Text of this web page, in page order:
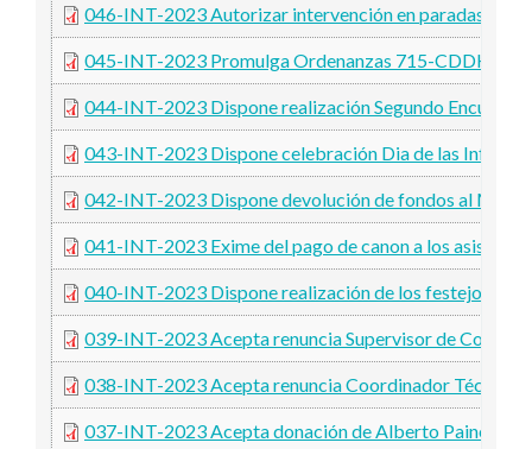
046-INT-2023 Autorizar intervención en paradas de
045-INT-2023 Promulga Ordenanzas 715-CDDH-
044-INT-2023 Dispone realización Segundo
043-INT-2023 Dispone celebración Dia de las
042-INT-2023 Dispone devolución de fondos al
041-INT-2023 Exime del pago de canon a los
040-INT-2023 Dispone realización de los festejos 25
039-INT-2023 Acepta renuncia Supervisor de
038-INT-2023 Acepta renuncia Coordinador Técnico
037-INT-2023 Acepta donación de Alberto Painetru